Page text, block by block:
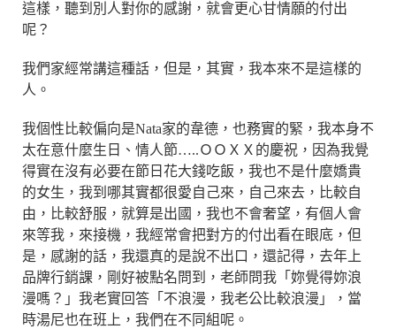
這樣，聽到別人對你的感謝，就會更心甘情願的付出
呢？
我們家經常講這種話，但是，其實，我本來不是這樣的
人。
我個性比較偏向是Nata家的韋德，也務實的緊，我本身不
太在意什麼生日、情人節…..ＯＯＸＸ的慶祝，因為我覺
得實在沒有必要在節日花大錢吃飯，我也不是什麼嬌貴
的女生，我到哪其實都很愛自己來，自己來去，比較自
由，比較舒服，就算是出國，我也不會奢望，有個人會
來等我，來接機，我經常會把對方的付出看在眼底，但
是，感謝的話，我還真的是說不出口，還記得，去年上
品牌行銷課，剛好被點名問到，老師問我「妳覺得妳浪
漫嗎？」我老實回答「不浪漫，我老公比較浪漫」，當
時湯尼也在班上，我們在不同組呢。